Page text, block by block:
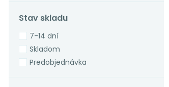
Stav skladu
7-14 dní
Skladom
Predobjednávka